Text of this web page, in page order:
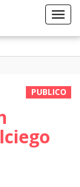
PUBLICO